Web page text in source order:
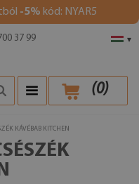
-5% kód: NYAR5
▾
37 99
(0)
KÁVÉBAB KITCHEN